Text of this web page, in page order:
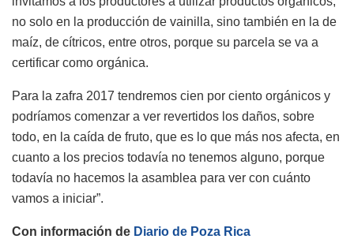
no solo en la producción de vainilla, sino también en la de
maíz, de cítricos, entre otros, porque su parcela se va a
certificar como orgánica.
Para la zafra 2017 tendremos cien por ciento orgánicos y
podríamos comenzar a ver revertidos los daños, sobre
todo, en la caída de fruto, que es lo que más nos afecta, en
cuanto a los precios todavía no tenemos alguno, porque
todavía no hacemos la asamblea para ver con cuánto
vamos a iniciar”.
Con información de Diario de Poza Rica